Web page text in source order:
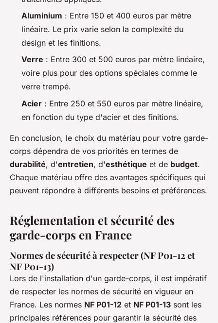
Aluminium : Entre 150 et 400 euros par mètre
linéaire. Le prix varie selon la complexité du
design et les finitions.
Verre : Entre 300 et 500 euros par mètre linéaire,
voire plus pour des options spéciales comme le
verre trempé.
Acier : Entre 250 et 550 euros par mètre linéaire,
en fonction du type d'acier et des finitions.
En conclusion, le choix du matériau pour votre garde-
corps dépendra de vos priorités en termes de
durabilité, d'entretien, d'esthétique et de budget.
Chaque matériau offre des avantages spécifiques qui
peuvent répondre à différents besoins et préférences.
Réglementation et sécurité des
garde-corps en France
Normes de sécurité à respecter (NF P01-12 et
NF P01-13)
Lors de l'installation d'un garde-corps, il est impératif
de respecter les normes de sécurité en vigueur en
France. Les normes NF P01-12 et NF P01-13 sont les
principales références pour garantir la sécurité des